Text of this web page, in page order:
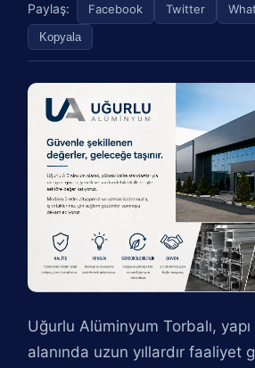
Paylaş: Facebook Twitter
Kopyala
Uğurlu Alüminyum Torbalı,
alanında uzun yıllardır faaliyet